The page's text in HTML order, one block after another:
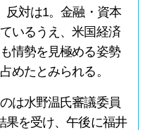
反対は1。金融・資本
いるうえ、米国経済
情勢を見極める姿勢
めたとみられる。
は水野温氏審議委員
果を受け、午後に福井